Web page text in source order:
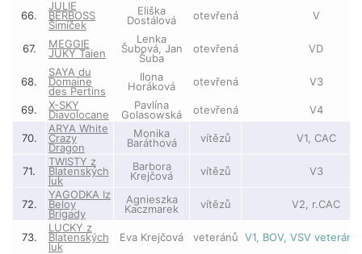
66.
JULIE
BERBOSS
Šimíček
Eliška
Dostálová otevřená V
67. MEGGIE
JUKY Taien
Lenka
Šubová, Jan
Šuba
otevřená VD
68.
SAYA du
Domaine
des Pertins
Ilona
Horáková otevřená V3
69. X-SKY
Diavolocane
Pavlína
Golasowská otevřená V4
70.
ARYA White
Crazy
Dragon
Monika
Baráthová vítězů V1, CAC
71.
TWISTY z
Blatenských
luk
Barbora
Krejčová vítězů V3
72.
YAGODKA Iz
Beloy
Brigady
Agnieszka
Kaczmarek vítězů V2, r.CAC
73.
LUCKY z
Blatenských
luk
Eva Krejčová veteránů V1, BOV, VSV